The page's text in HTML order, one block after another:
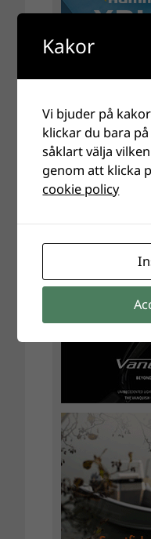
Kakor
Vi bjuder på
klickar du bara
såklart välja
genom att klicka
cookie policy